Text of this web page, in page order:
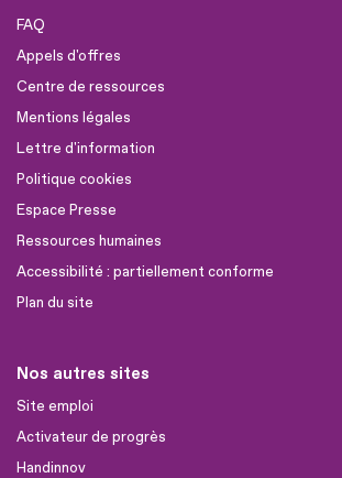
FAQ
Appels d'offres
Centre de ressources
Mentions légales
Lettre d'information
Politique cookies
Espace Presse
Ressources humaines
Accessibilité : partiellement conforme
Plan du site
Nos autres sites
Site emploi
Activateur de progrès
Handinnov